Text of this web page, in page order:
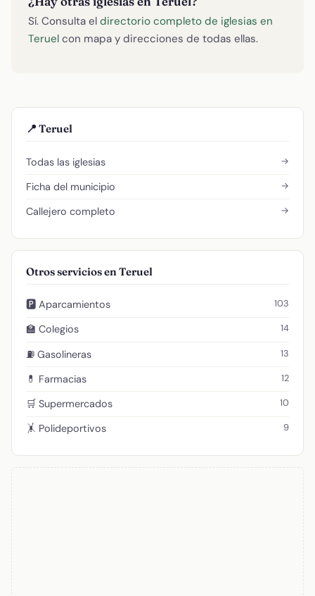
Sí. Consulta el directorio completo de iglesias en
Teruel con mapa y direcciones de todas ellas.
📍 Teruel
Todas las iglesias →
Ficha del municipio →
Callejero completo →
Otros servicios en Teruel
🅿️ Aparcamientos 103
🏫 Colegios 14
⛽ Gasolineras 13
💊 Farmacias 12
🛒 Supermercados 10
🤸 Polideportivos 9